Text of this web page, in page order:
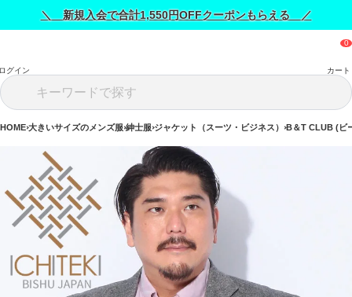
＼ 新規入会で合計1,550円OFFクーポンもらえる ／
グイン カート
HOME 大きいサイズのメンズ服 紳士服 ジャケット（スーツ・ビジネス） B＆T CLUB (ビ